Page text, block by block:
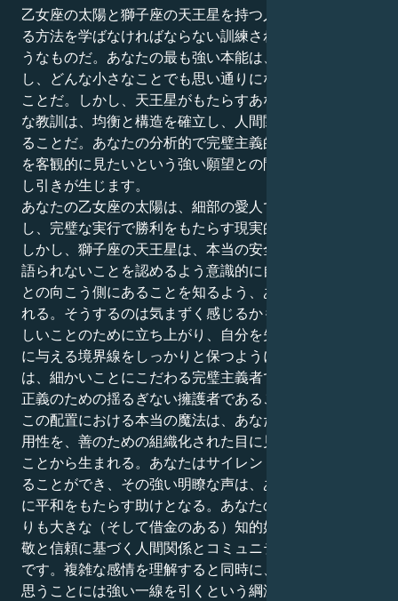
乙女座の太陽と獅子座の天王星を持つ人は、革命的にな
る方法を学ばなければならない訓練された言葉使いのよ
うなものだ。あなたの最も強い本能は、分析し、完璧に
し、どんな小さなことでも思い通りになるまで整理する
ことだ。しかし、天王星がもたらすあなたの人生の偉大
な教訓は、均衡と構造を確立し、人間関係を深く変革す
ることだ。あなたの分析的で完璧主義的な性質と、物事
を客観的に見たいという強い願望との間で、興味深い押
し引きが生じます。
あなたの乙女座の太陽は、細部の愛人であることを切望
し、完璧な実行で勝利をもたらす現実的な女神となる。
しかし、獅子座の天王星は、本当の安全は、人間関係で
語られないことを認めるよう意識的に自分に挑戦するこ
との向こう側にあることを知るよう、あなたを導いてく
れる。そうするのは気まずく感じるかもしれないが、正
しいことのために立ち上がり、自分を失うことなく他人
に与える境界線をしっかりと保つようになる。難しいの
は、細かいことにこだわる完璧主義者であると同時に、
正義のための揺るぎない擁護者であることを学ぶこと。
この配置における本当の魔法は、あなたの生真面目な実
用性を、善のための組織化された目に見える力に変える
ことから生まれる。あなたはサイレント・リーダーにな
ることができ、その強い明瞭な声は、あなたが動く世界
に平和をもたらす助けとなる。あなたの仕事は、人生よ
りも大きな（そして借金のある）知的好奇心を持ち、尊
敬と信頼に基づく人間関係とコミュニティを始めること
です。複雑な感情を理解すると同時に、自分が正しいと
思うことには強い一線を引くという綱渡りも可能だ。